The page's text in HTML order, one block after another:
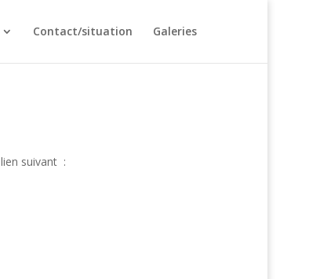
Contact/situation Galeries
suivant :